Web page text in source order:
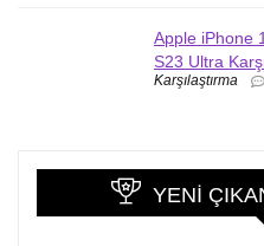
Apple iPhone
S23 Ultra
Karşılaştırma
YENI